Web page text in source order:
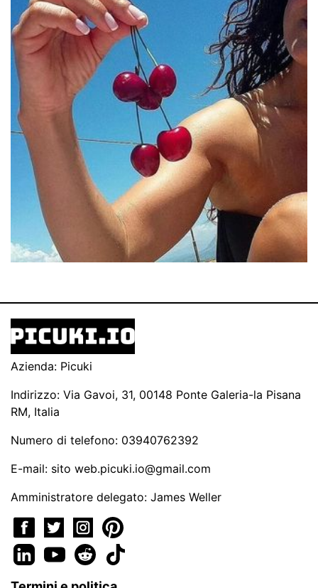
Azienda: Picuki
Indirizzo: Via Gavoi, 31, 00148 Ponte Galeria-la Pisana
RM, Italia
Numero di telefono: 03940762392
E-mail: sito web.picuki.io@gmail.com
Amministratore delegato: James Weller